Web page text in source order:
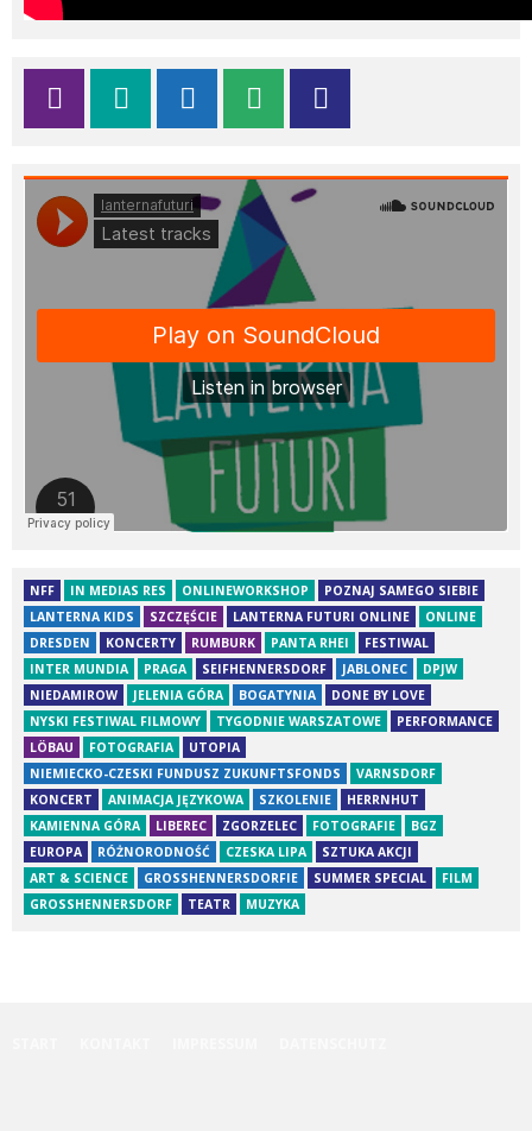
NFF IN MEDIAS RES ONLINEWORKSHOP
POZNAJ SAMEGO SIEBIE
LANTERNA KIDS
SZCZĘŚCIE LANTERNA FUTURI ONLINE
ONLINE
DRESDEN
KONCERTY RUMBURK PANTA RHEI
FESTIWAL
INTER MUNDIA
PRAGA SEIFHENNERSDORF JABLONEC
DPJW
NIEDAMIROW
JELENIA GÓRA BOGATYNIA
DONE BY LOVE
NYSKI FESTIWAL FILMOWY
TYGODNIE WARSZATOWE
PERFORMANCE
LÖBAU
FOTOGRAFIA
UTOPIA
NIEMIECKO-CZESKI FUNDUSZ ZUKUNFTSFONDS
VARNSDORF
KONCERT
ANIMACJA JĘZYKOWA SZKOLENIE
HERRNHUT
KAMIENNA GÓRA
LIBEREC ZGORZELEC FOTOGRAFIE
BGZ
EUROPA
RÓŻNORODNOŚĆ CZESKA LIPA
SZTUKA AKCJI
ART & SCIENCE
GROSSHENNERSDORFIE SUMMER SPECIAL
FILM
GROSSHENNERSDORF
TEATR MUZYKA